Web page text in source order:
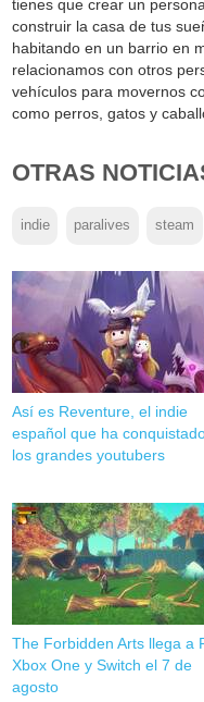
tienes que crear un
construir la casa de tus
habitando en un barrio en
relacionamos con otros
vehículos para movernos
como perros, gatos y
OTRAS
indie paralives steam
Así es Reventure, el indie
español que ha
los grandes youtubers
The Forbidden Arts llega a
Xbox One y Switch el 7 de
agosto